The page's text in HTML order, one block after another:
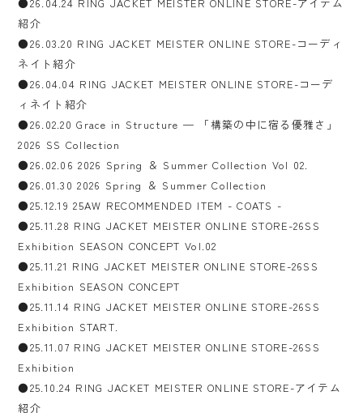
紹介
●26.03.20 RING JACKET MEISTER ONLINE STORE-コーディ
ネイト紹介
●26.04.04 RING JACKET MEISTER ONLINE STORE-コーデ
ィネイト紹介
●26.02.20 Grace in Structure — 「構築の中に宿る優雅さ」
2026 SS Collection
●26.02.06 2026 Spring ＆ Summer Collection Vol 02.
●26.01.30 2026 Spring ＆ Summer Collection
●25.12.19 25AW RECOMMENDED ITEM - COATS -
●25.11.28 RING JACKET MEISTER ONLINE STORE-26SS
Exhibition SEASON CONCEPT Vol.02
●25.11.21 RING JACKET MEISTER ONLINE STORE-26SS
Exhibition SEASON CONCEPT
●25.11.14 RING JACKET MEISTER ONLINE STORE-26SS
Exhibition START.
●25.11.07 RING JACKET MEISTER ONLINE STORE-26SS
Exhibition
●25.10.24 RING JACKET MEISTER ONLINE STORE-アイテム
紹介